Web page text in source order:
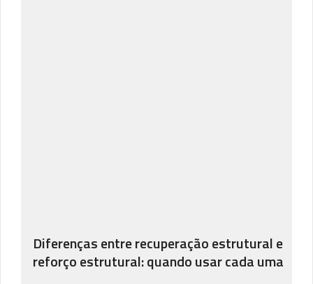
Diferenças entre recuperação estrutural e
reforço estrutural: quando usar cada uma